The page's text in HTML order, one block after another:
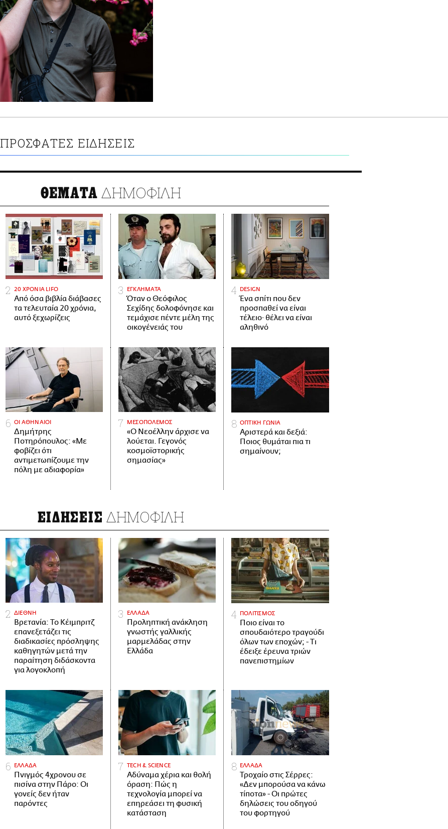
ΠΡΟΣΦΑΤΕΣ ΕΙΔΗΣΕΙΣ
ΘΕΜΑΤΑ ΔΗΜΟΦΙΛΗ
20 ΧΡΟΝΙΑ LIFO
Από όσα βιβλία διάβασες
τα τελευταία 20 χρόνια,
αυτό ξεχωρίζεις
ΕΓΚΛΗΜΑΤΑ
Όταν ο Θεόφιλος
Σεχίδης δολοφόνησε και
τεμάχισε πέντε μέλη της
οικογένειάς του
DESIGN
Ένα σπίτι που δεν
προσπαθεί να είναι
τέλειο· θέλει να είναι
αληθινό
ΟΙ ΑΘΗΝΑΙΟΙ
Δημήτρης
Ποτηρόπουλος: «Με
φοβίζει ότι
αντιμετωπίζουμε την
πόλη με αδιαφορία»
ΜΕΣΟΠΟΛΕΜΟΣ
«Ο Νεοέλλην άρχισε να
λούεται. Γεγονός
κοσμοϊστορικής
σημασίας»
ΟΠΤΙΚΗ ΓΩΝΙΑ
Αριστερά και δεξιά:
Ποιος θυμάται πια τι
σημαίνουν;
ΕΙΔΗΣΕΙΣ ΔΗΜΟΦΙΛΗ
ΔΙΕΘΝΗ
Βρετανία: Το Κέιμπριτζ
επανεξετάζει τις
διαδικασίες πρόσληψης
καθηγητών μετά την
παραίτηση διδάσκοντα
για λογοκλοπή
ΕΛΛΑΔΑ
Προληπτική ανάκληση
γνωστής γαλλικής
μαρμελάδας στην
Ελλάδα
ΠΟΛΙΤΙΣΜΟΣ
Ποιο είναι το
σπουδαιότερο τραγούδι
όλων των εποχών; - Τι
έδειξε έρευνα τριών
πανεπιστημίων
ΕΛΛΑΔΑ
Πνιγμός 4χρονου σε
πισίνα στην Πάρο: Οι
γονείς δεν ήταν
παρόντες
ΤECH & SCIENCE
Αδύναμα χέρια και θολή
όραση: Πώς η
τεχνολογία μπορεί να
επηρεάσει τη φυσική
κατάσταση
ΕΛΛΑΔΑ
Τροχαίο στις Σέρρες:
«Δεν μπορούσα να κάνω
τίποτα» - Οι πρώτες
δηλώσεις του οδηγού
του φορτηγού